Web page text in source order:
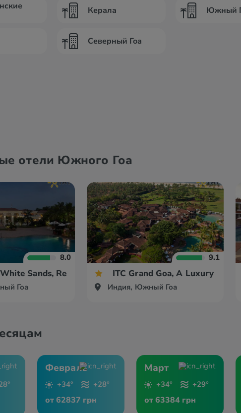
Керала
Северный Гоа
Южный
отели Южного Гоа
8.0
Sands, Resort & Casino
Гоа
9.1
ITC Grand Goa, A Luxury
Индия, Южный Гоа
Февраль
+34° +28°
от 62837 грн
Март
+34° +29°
от 63384 грн